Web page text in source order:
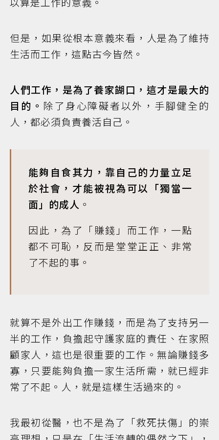
但是，如果從根本意義來看，人是為了維持
生活而工作，這點古今皆然。
人們工作，是為了養家餬口，這才是最大的
目的。 除了身心障礙者以外，手腳健全的
人，都必須負責養活自己。
能夠自食其力，靠自己的力量立足
於社會，才能被視為可以「獨當一
面」的成人 。
因此，為了「賺錢」而工作，一點
都不可恥，反而是堂堂正正、非常
了不起的事。
就算不是外出工作賺錢，而是為了支持另一
半的工作，負擔起守護家庭的責任、在家照
顧家人，這也是很重要的工作。無論賺錢多
寡，只要能夠負擔一家生活所需，就已經非
常了不起。人，就是這樣生活過來的。
我最初從醫，也不是為了「救死扶傷」的崇